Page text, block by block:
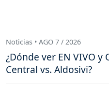
Noticias • AGO 7 / 2026
¿Dónde ver EN VIVO y
Central vs. Aldosivi?